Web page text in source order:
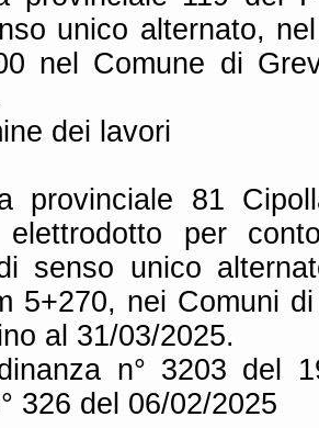
unico alternato,
nel Comune di
dei lavori
provinciale 81
per
senso unico
5+270, nei Comuni
al 31/03/2025.
n° 3203 del
326 del 06/02/2025